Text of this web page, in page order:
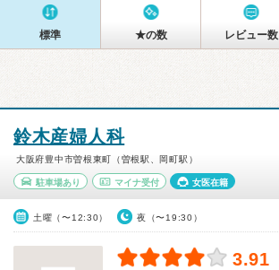
標準 ★の数 レビュー数
鈴木産婦人科
大阪府豊中市曽根東町（曽根駅、岡町駅）
駐車場あり マイナ受付 女医在籍
土曜（〜12:30） 夜（〜19:30）
3.91